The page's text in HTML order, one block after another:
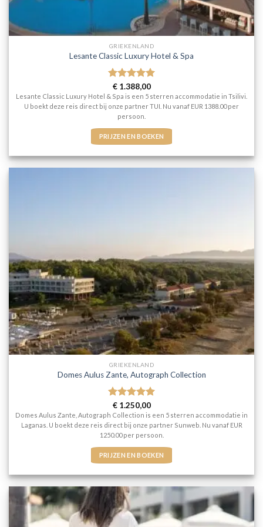
GRIEKENLAND
Lesante Classic Luxury Hotel & Spa
Gewaardeerd
5uit 5
€1.388,00
Lesante Classic Luxury Hotel & Spa is een 5 sterren accommodatie in Tsilivi.
U boekt deze reis direct bij onze partner TUI. Nu vanaf EUR 1388.00 per
persoon.
PRIJZEN EN BOEKEN
GRIEKENLAND
Domes Aulus Zante, Autograph Collection
Gewaardeerd
5 uit 5
€1.250,00
Domes Aulus Zante, Autograph Collection is een 5 sterren accommodatie in
Laganas. U boekt deze reis direct bij onze partner Sunweb. Nu vanaf EUR
1250.00 per persoon.
PRIJZEN EN BOEKEN